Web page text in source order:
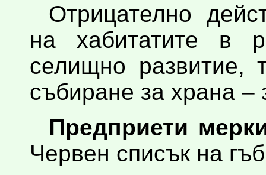
Отрицателно
на хабитатите в
селищно развитие,
събиране за храна
Предприети
Червен списък на